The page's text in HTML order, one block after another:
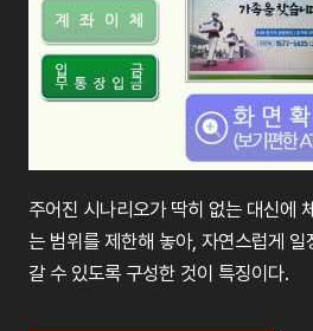
주어진 시나리오가 딱히 없는 대신에
는 범위를 제한해 놓아, 자연스럽게
갈 수 있도록 구성한 것이 특징이다.